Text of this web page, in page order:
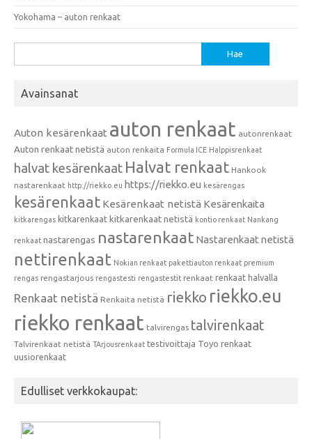
Yokohama – auton renkaat
Avainsanat
Auton kesärenkaat auton renkaat autonrenkaat
Auton renkaat netistä auton renkaita Formula ICE Halppisrenkaat
halvat kesärenkaat Halvat renkaat Hankook
nastarenkaat http://riekko.eu https://riekko.eu kesärengas
kesärenkaat Kesärenkaat netistä Kesärenkaita
kitkarengas kitkarenkaat kitkarenkaat netistä kontio renkaat Nankang
renkaat nastarengas nastarenkaat Nastarenkaat netistä
nettirenkaat Nokian renkaat pakettiauton renkaat premium
rengas rengastarjous rengastesti rengastestit renkaat renkaat halvalla
Renkaat netistä Renkaita netistä riekko riekko.eu
riekko renkaat talvirengas talvirenkaat
Talvirenkaat netistä TArjousrenkaat testivoittaja Toyo renkaat
uusiorenkaat
Edulliset verkkokaupat: